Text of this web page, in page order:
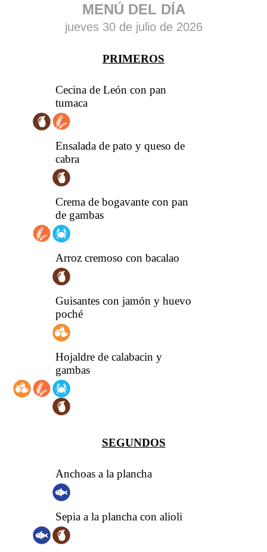
MENÚ DEL DÍA
jueves 30 de julio de 2026
PRIMEROS
Cecina de León con pan
tumaca
Ensalada de pato y queso de
cabra
Crema de bogavante con pan
de gambas
Arroz cremoso con bacalao
Guisantes con jamón y huevo
poché
Hojaldre de calabacin y
gambas
SEGUNDOS
Anchoas a la plancha
Sepia a la plancha con alioli